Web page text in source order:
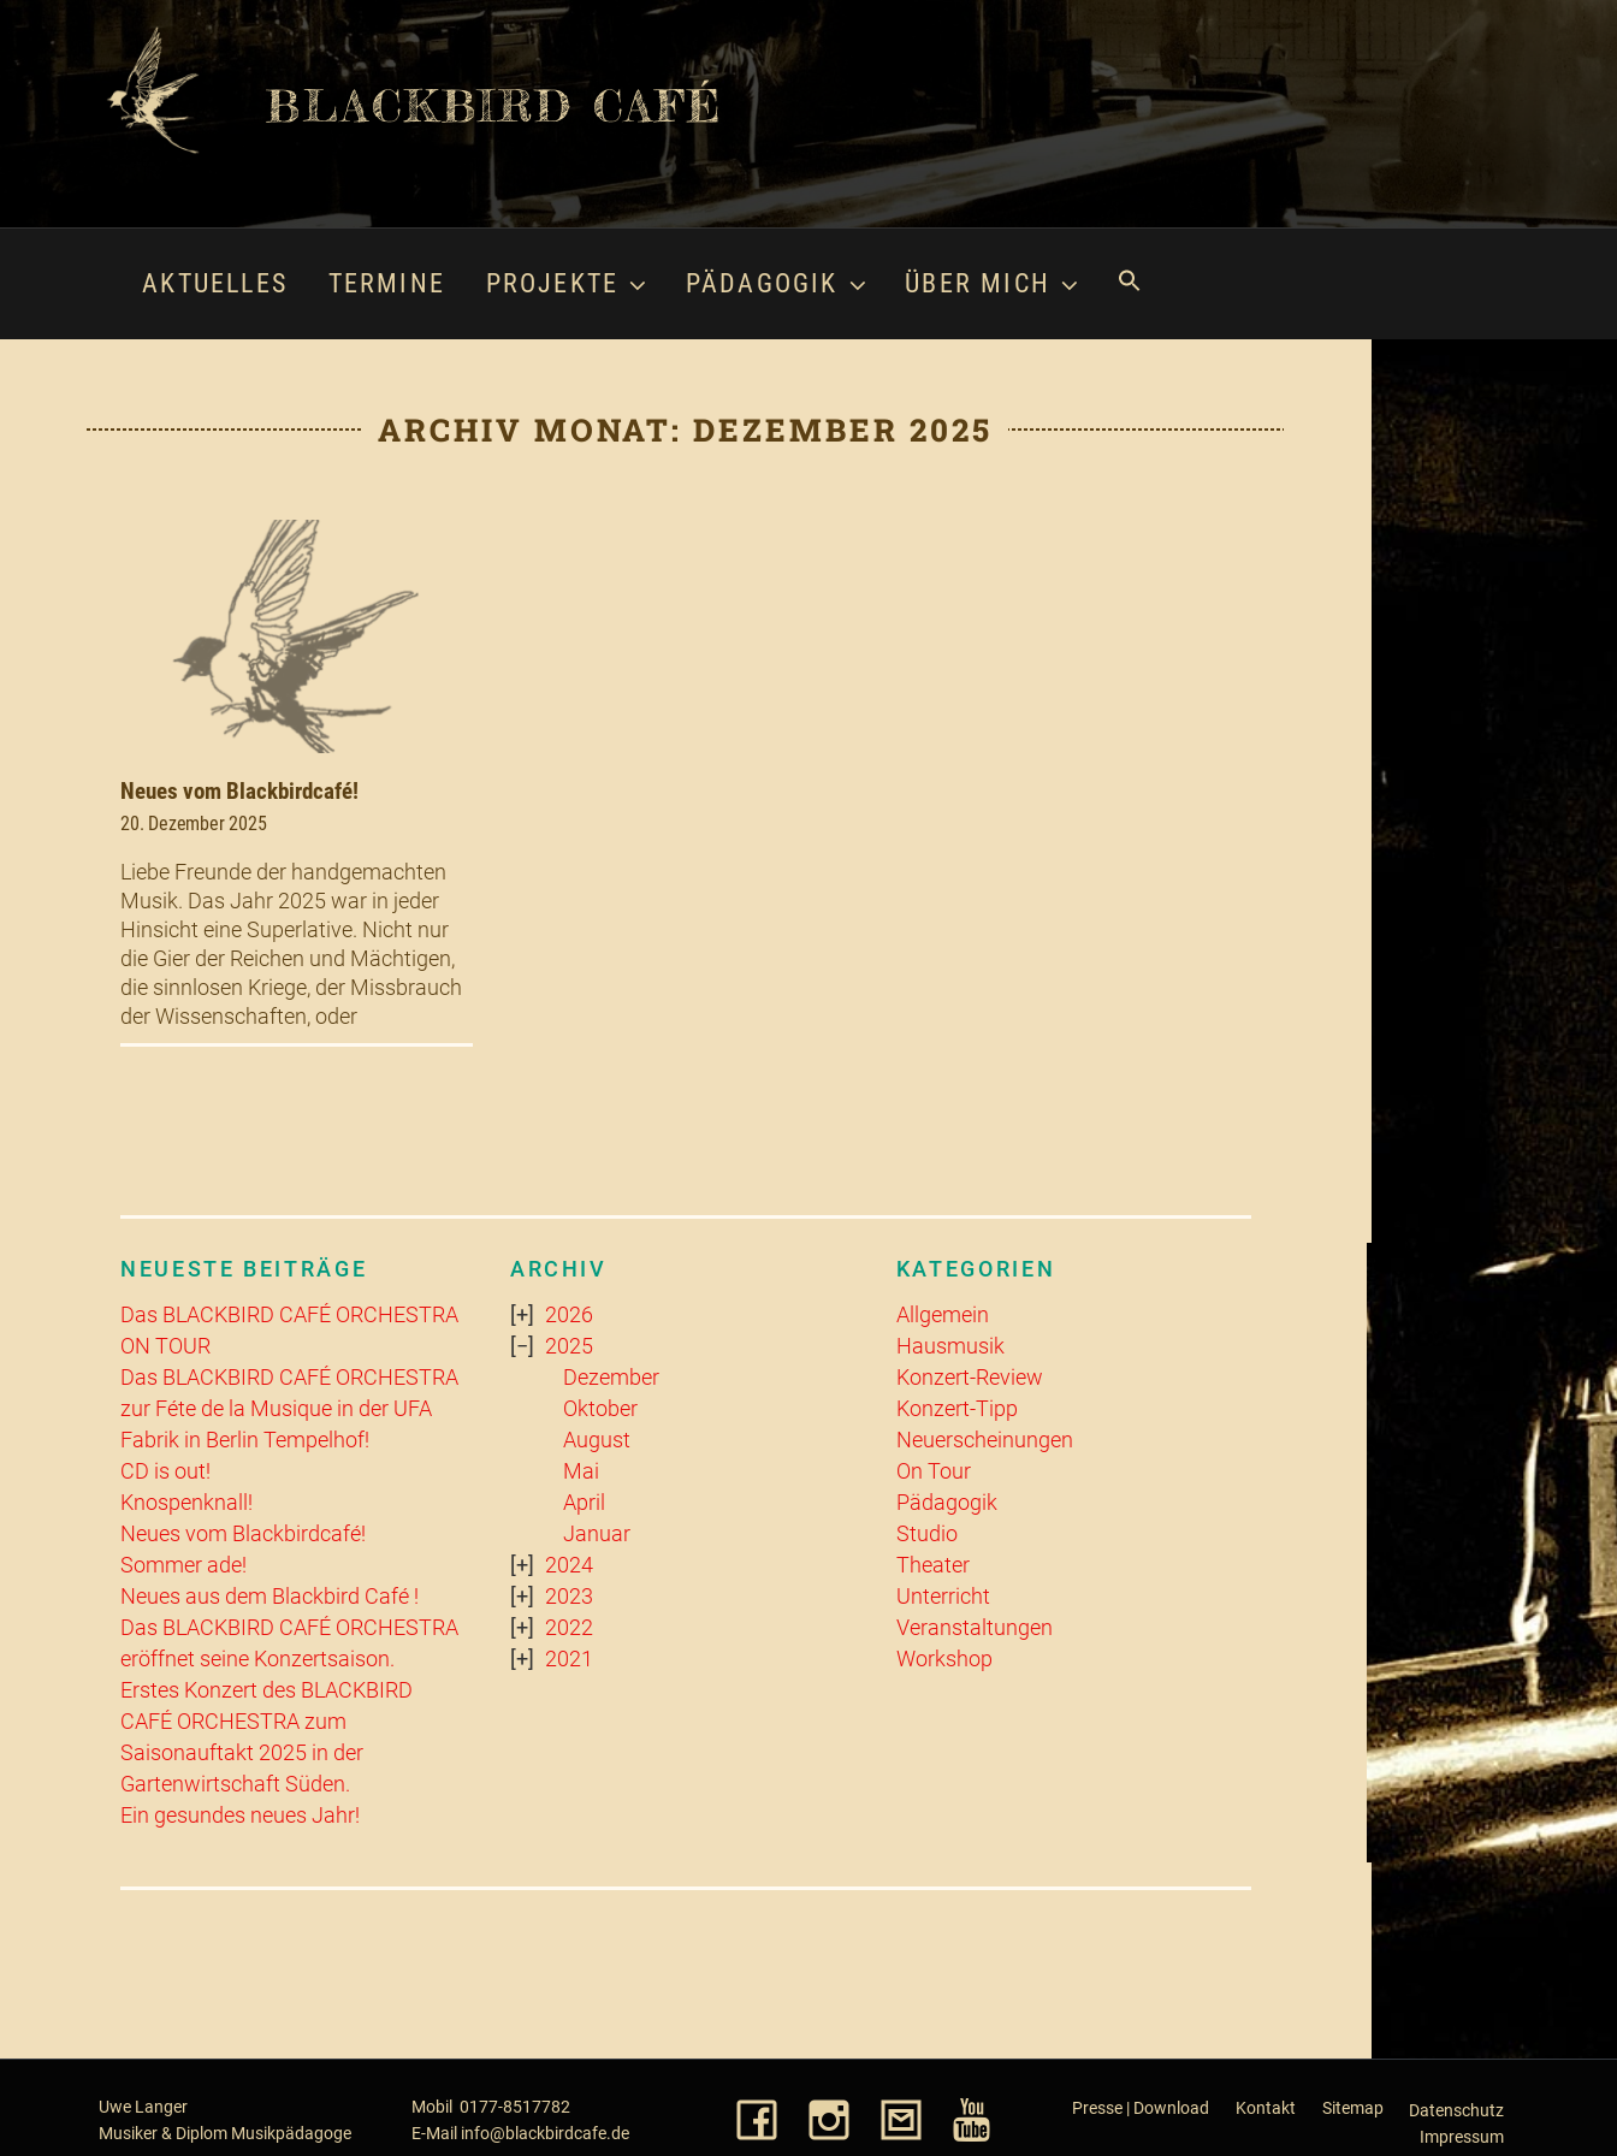
BLACKBIRD CAFÉ
AKTUELLES TERMINE PROJEKTE PÄDAGOGIK ÜBER MICH
ARCHIV MONAT: DEZEMBER 2025
Neues vom Blackbirdcafé!
20. Dezember 2025
Liebe Freunde der handgemachten
Musik. Das Jahr 2025 war in jeder
Hinsicht eine Superlative. Nicht nur
die Gier der Reichen und Mächtigen,
die sinnlosen Kriege, der Missbrauch
der Wissenschaften, oder
NEUESTE BEITRÄGE
Das BLACKBIRD CAFÉ ORCHESTRA
ON TOUR
Das BLACKBIRD CAFÉ ORCHESTRA
zur Féte de la Musique in der UFA
Fabrik in Berlin Tempelhof!
CD is out!
Knospenknall!
Neues vom Blackbirdcafé!
Sommer ade!
Neues aus dem Blackbird Café !
Das BLACKBIRD CAFÉ ORCHESTRA
eröffnet seine Konzertsaison.
Erstes Konzert des BLACKBIRD
CAFÉ ORCHESTRA zum
Saisonauftakt 2025 in der
Gartenwirtschaft Süden.
Ein gesundes neues Jahr!
ARCHIV
2026
2025
Dezember
Oktober
August
Mai
April
Januar
2024
2023
2022
2021
KATEGORIEN
Allgemein
Hausmusik
Konzert-Review
Konzert-Tipp
Neuerscheinungen
On Tour
Pädagogik
Studio
Theater
Unterricht
Veranstaltungen
Workshop
Uwe Langer
Musiker & Diplom Musik­pä­da­go­ge
Mobil 0177-8517782
E-Mail info@blackbirdcafe.de
Presse | Download Kontakt Sitemap
Datenschutz
Impressum